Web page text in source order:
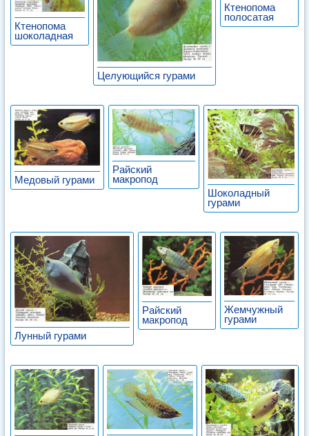
Ктенопома
шоколадная
Целующийся гурами
Ктенопома
полосатая
Медовый гурами
Райский
макропод
Шоколадный
гурами
Лунный гурами
Райский
макропод
Жемчужный
гурами